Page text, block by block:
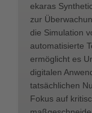
ekaras
zur
die Simulation
automatisierte
ermöglicht es
digitalen
tatsächlichen
Fokus auf